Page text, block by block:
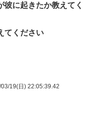
に起きたか教えてく
てください
03/19(日) 22:05:39.42